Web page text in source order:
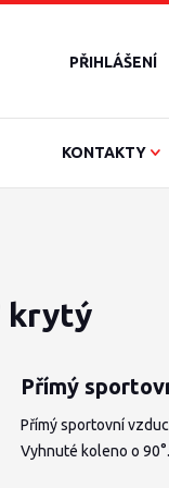
KONTAKTY
PŘIHLÁŠENÍ
krytý
Přímý
Přímý sportovní
Vyhnuté koleno o